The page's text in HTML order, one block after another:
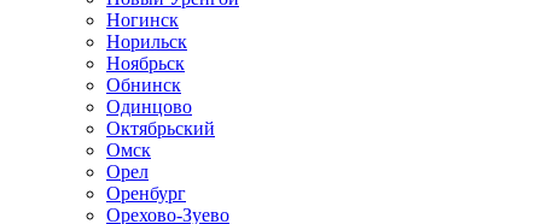
Ногинск
Норильск
Ноябрьск
Обнинск
Одинцово
Октябрьский
Омск
Орел
Оренбург
Орехово-Зуево